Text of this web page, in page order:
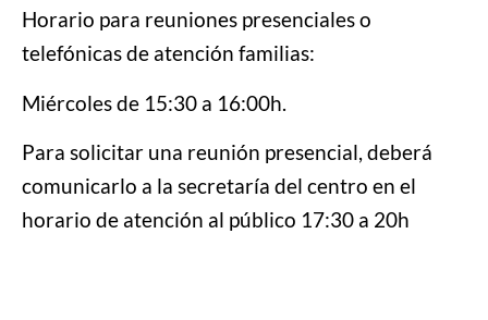
Horario para reuniones presenciales o
telefónicas de atención familias:
Miércoles de 15:30 a 16:00h.
Para solicitar una reunión presencial, deberá
comunicarlo a la secretaría del centro en el
horario de atención al público 17:30 a 20h